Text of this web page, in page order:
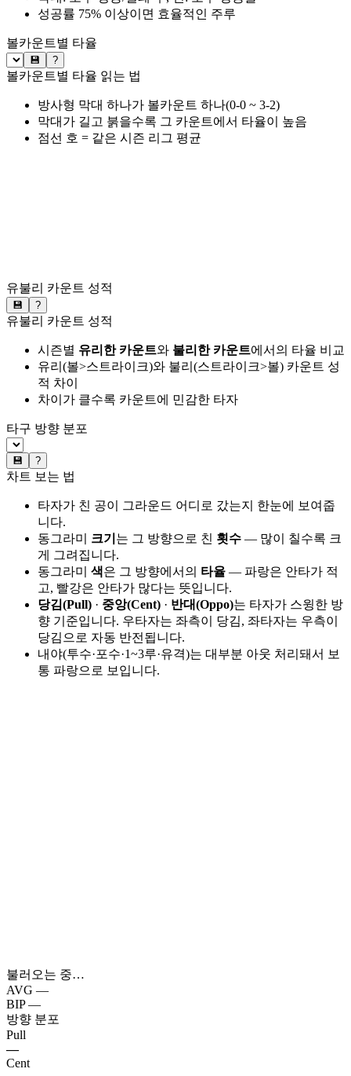
성공률 75% 이상이면 효율적인 주루
볼카운트별 타율
💾 ?
볼카운트별 타율 읽는 법
방사형 막대 하나가 볼카운트 하나(0-0 ~ 3-2)
막대가 길고 붉을수록 그 카운트에서 타율이 높음
점선 호 = 같은 시즌 리그 평균
유불리 카운트 성적
💾 ?
유불리 카운트 성적
시즌별 유리한 카운트와 불리한 카운트에서의 타율 비교
유리(볼>스트라이크)와 불리(스트라이크>볼) 카운트 성
적 차이
차이가 클수록 카운트에 민감한 타자
타구 방향 분포
💾 ?
차트 보는 법
타자가 친 공이 그라운드 어디로 갔는지 한눈에 보여줍
니다.
동그라미 크기 는 그 방향으로 친 횟수 — 많이 칠수록 크
게 그려집니다.
동그라미 색은 그 방향에서의 타율 — 파랑은 안타가 적
고, 빨강은 안타가 많다는 뜻입니다.
당김(Pull) · 중앙(Cent) · 반대(Oppo)는 타자가 스윙한 방
향 기준입니다. 우타자는 좌측이 당김, 좌타자는 우측이
당김으로 자동 반전됩니다.
내야(투수·포수·1~3루·유격)는 대부분 아웃 처리돼서 보
통 파랑으로 보입니다.
불러오는 중…
AVG —
BIP —
방향 분포
Pull
—
Cent